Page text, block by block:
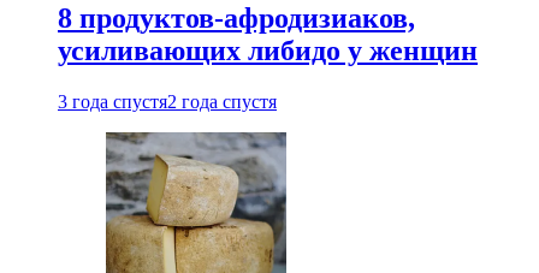
8 продуктов-афродизиаков,
усиливающих либидо у женщин
3 года спустя2 года спустя